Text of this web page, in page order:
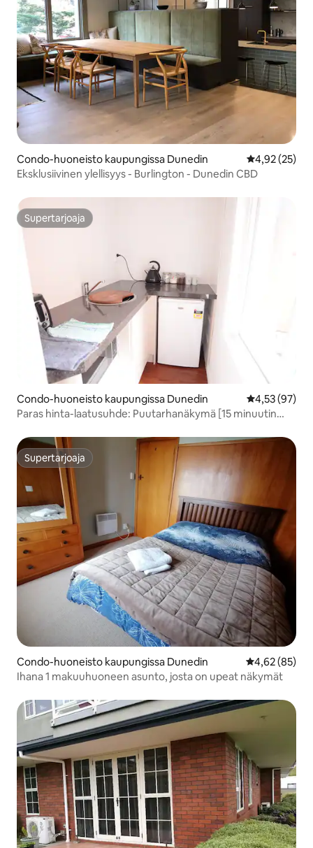
Condo-huoneisto kaupungissa Dunedin
4,92 (25)
Eksklusiivinen ylellisyys - Burlington - Dunedin CBD
Supertarjoaja
Supertarjoaja
Condo-huoneisto kaupungissa Dunedin
4,53 (97)
Paras hinta-laatusuhde: Puutarhanäkymä [15 minuutin
Supertarjoaja
Supertarjoaja
Condo-huoneisto kaupungissa Dunedin
4,62 (85)
Ihana 1 makuuhuoneen asunto, josta on upeat näkymät